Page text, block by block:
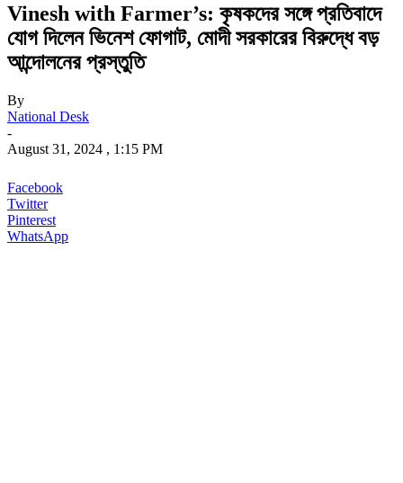
Vinesh with Farmer’s: কৃষকদের সঙ্গে প্রতিবাদে
যোগ দিলেন ভিনেশ ফোগাট, মোদী সরকারের বিরুদ্ধে বড়
আন্দোলনের প্রস্তুতি
By
National Desk
-
August 31, 2024 , 1:15 PM
Facebook
Twitter
Pinterest
WhatsApp